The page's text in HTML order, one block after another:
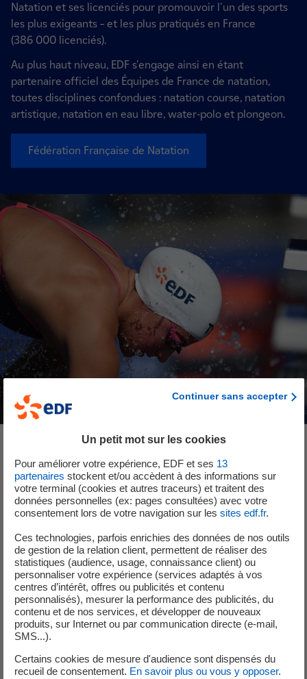
Natation et ses licenciés pour promouvoir l'un des sports
les plus exigeants – et les plus pratiqués en France
(386 000 licenciés).
Au plus haut niveau, EDF s'engage ainsi en étant
partenaire officiel des Équipes de France de natation,
toutes disciplines confondues : natation course, natation
artistique, natation en eau libre, water-polo et plongeon.
Fédération Française de Natation
Continuer sans accepter
Un petit mot sur les cookies
Pour améliorer votre expérience, EDF et ses 13
partenaires stockent et/ou accèdent à des informations sur
votre terminal (cookies et autres traceurs) et traitent des
données personnelles (ex: pages consultées) avec votre
consentement lors de votre navigation sur les sites edf.fr.
Ces technologies, parfois enrichies des données de nos outils
de gestion de la relation client, permettent de réaliser des
statistiques (audience, usage, connaissance client) ou
personnaliser votre expérience (services adaptés à vos
centres d’intérêt, offres ou publicités et contenu
personnalisés), mesurer la performance des publicités, du
contenu et de nos services, et développer de nouveaux
produits, sur Internet ou par communication directe (e-mail,
SMS...).
Certains cookies de mesure d'audience sont dispensés du
recueil de consentement. En savoir plus ou vous y opposer.